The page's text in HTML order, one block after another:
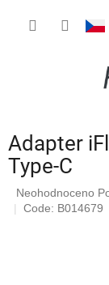
Adapter
Type-C
Průměrné
hodnocení
Neohodnoceno
Code: B014679